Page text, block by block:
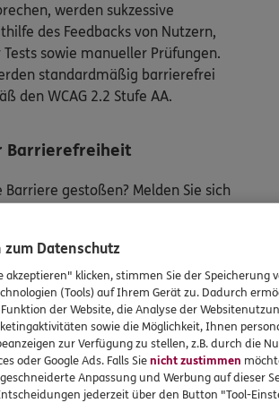
werden sukzessive
des Feedbacks von Nutzern,
sowie manueller Prüfungen.
standardmäßig barrierefrei
den WCAG 2.2 Stufe AA.
Barrierefreiheit
Barriere gestoßen? Melden Sie sich
Barriere:
Sie mit,auf welcher WebseiteSie auf
gestoßen sind. Kopieren Sie hierzu
der Adresszeile Ihres Browsers.
denLink zusammen mit einem
den Text oder Service, der Ihnen
Datenschutz
akzeptieren" klicken, stimmen Sie der Speicherung
(Tools) auf Ihrem Gerät zu. Dadurch
der Website, die Analyse der
sowie die Möglichkeit, Ihnen
zur Verfügung zu stellen, z.B. durch die
oder Google Ads. Falls Sienicht zustimmen
Anpassung und Werbung auf dieser
jederzeit über den Button "Tool-